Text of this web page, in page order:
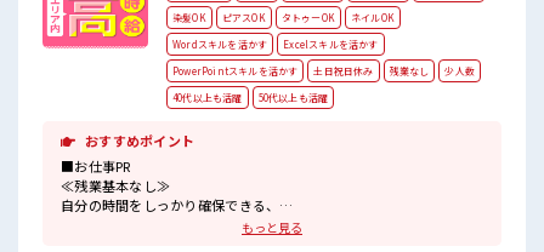
染髪OK
ピアスOK タトゥーOK
ネイルOK
Wordスキルを活かす
Excelスキルを活かす
PowerPointスキルを活かす
土日祝日休み 残業なし
少人数
40代以上も活躍
50代以上も活躍
おすすめポイント
■お仕事PR
≪残業基本なし≫
自分の時間をしっかり確保できる、
もっと見る